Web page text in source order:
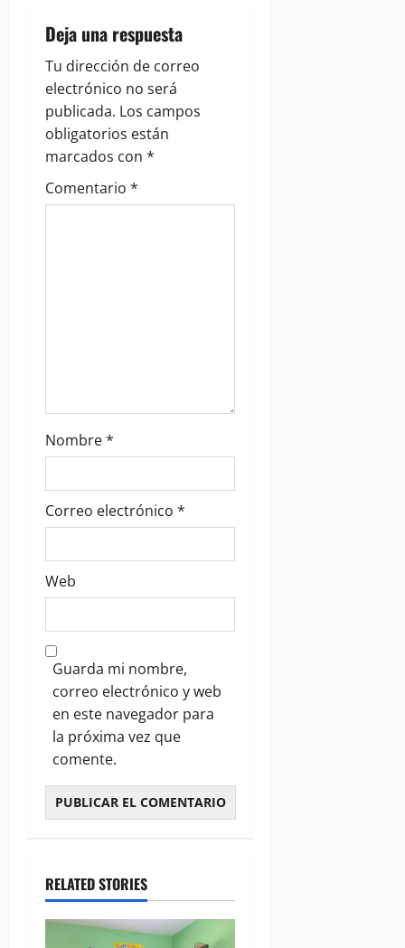
v
i
g
a
t
i
Deja una respuesta
Tu dirección de correo
electrónico no será
publicada. Los campos
obligatorios están
marcados con *
Comentario *
Nombre*
Correo electrónico *
Web
Guarda mi nombre,
correo electrónico y web
en este navegador para
la próxima vez que
comente.
RELATED STORIES